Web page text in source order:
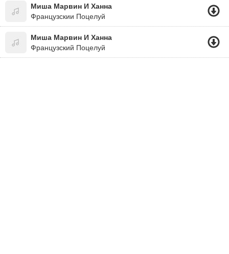
Миша Марвин И Ханна
Французскии Поцелуй
Миша Марвин И Ханна
Французский Поцелуй